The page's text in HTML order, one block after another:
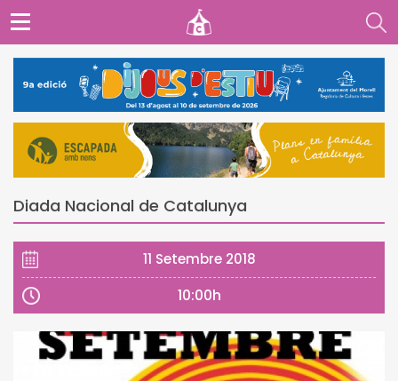
Diada Nacional de Catalunya
11 Setembre 2018
10:00h